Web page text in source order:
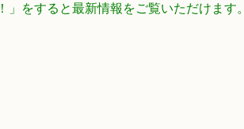
」をすると最新情報をご覧いただけます。